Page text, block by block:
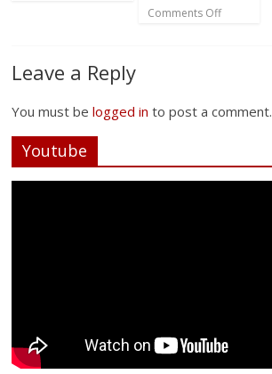
Comments Off
Leave a Reply
You must belogged in to post a comment.
Youtube